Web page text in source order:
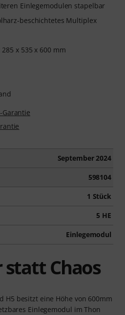
Einlegemodulen stapelbar
beschichtetes Multiplex
x 535 x 600 mm
Garantie
September 2024
598104
1 Stück
5 HE
Einlegemodul
Chaos
H5 besitzt eine Höhe von 600mm
Einlegemodul im Thon